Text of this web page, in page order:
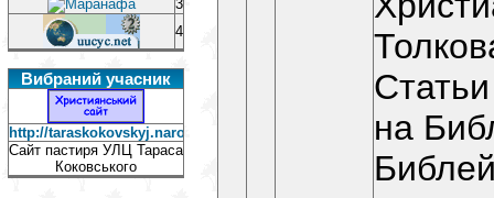
3
4
Вибраний учасник
http://taraskokovskyj.narod.ru/private.html
Сайт пастиря УЛЦ Тараса
Коковського
на